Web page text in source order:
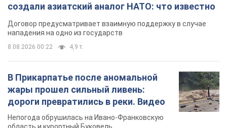
создали азиатский аналог НАТО: что известно
Договор предусматривает взаимную поддержку в случае
нападения на одно из государств
8.08.2026 00:22 4,9 т.
В Прикарпатье после аномальной
жары прошел сильный ливень:
дороги превратились в реки. Видео
Непогода обрушилась на Ивано-Франковскую
область и курортный Буковель